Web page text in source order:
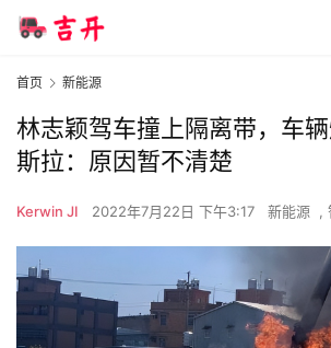
首页 新能源
林志颖驾车撞上隔离带，车
斯拉：原因暂不清楚
Kerwin JI 2022年7月22日 下午3:17 新能源 ,